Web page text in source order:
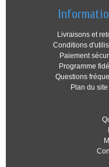
Livraisons et
Conditions
Paiement
Programme
Questions
Plan du site